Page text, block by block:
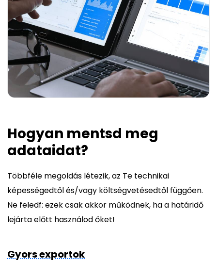
Hogyan mentsd meg
adataidat?
Többféle megoldás létezik, az Te technikai
képességedtől és/vagy költségvetésedtől függően.
Ne feledf: ezek csak akkor működnek, ha a határidő
lejárta előtt használod őket!
Gyors exportok